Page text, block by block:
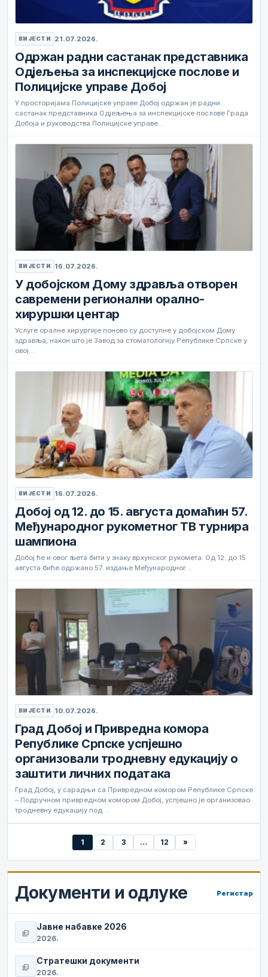
ВИЈЕСТИ 21.07.2026.
Одржан радни састанак представника
Одјељења за инспекцијске послове и
Полицијске управе Добој
У просторијама Полицијске управе Добој одржан је радни
састанак представника Одјељења за инспекцијске послове Града
Добоја и руководства Полицијске управе…
ВИЈЕСТИ 16.07.2026.
У добојском Дому здравља отворен
савремени регионални орално-
хируршки центар
Услуге оралне хирургије поново су доступне у добојском Дому
здравља, након што је Завод за стоматологију Републике Српске у
овој…
ВИЈЕСТИ 16.07.2026.
Добој од 12. до 15. августа домаћин 57.
Међународног рукометног ТВ турнира
шампиона
Добој ће и овог љета бити у знаку врхунског рукомета. Од 12. до 15.
августа биће одржано 57. издање Међународног…
ВИЈЕСТИ 10.07.2026.
Град Добој и Привредна комора
Републике Српске успјешно
организовали тродневну едукацију о
заштити личних података
Град Добој, у сарадњи са Привредном комором Републике Српске
– Подручном привредном комором Добој, успјешно је организовао
тродневну едукацију под…
1 2 3 … 12 »
Документи и одлуке Регистар
picture_as_pdf
Јавне набавке 2026
2026.
picture_as_pdf
Стратешки документи
2026.